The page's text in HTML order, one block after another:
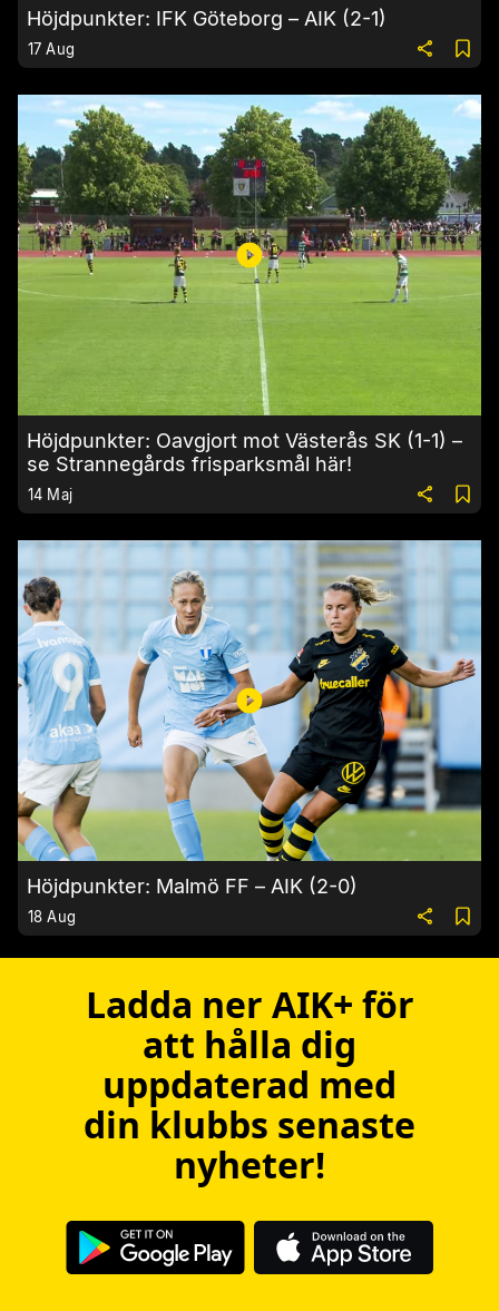
Höjdpunkter: IFK Göteborg – AIK (2-1)
17 Aug
Höjdpunkter: Oavgjort mot Västerås SK (1-1) –
se Strannegårds frisparksmål här!
14 Maj
Höjdpunkter: Malmö FF – AIK (2-0)
18 Aug
Ladda ner AIK+ för
att hålla dig
uppdaterad med
din klubbs senaste
nyheter!